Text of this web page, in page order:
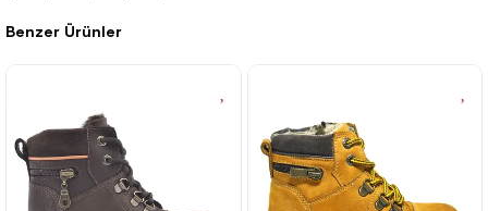
Benzer Ürünler